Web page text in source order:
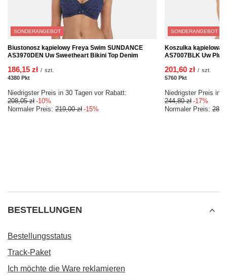
SONDERANGEBOT
Biustonosz kąpielowy Freya Swim SUNDANCE
AS3970DEN Uw Sweetheart Bikini Top Denim
186,15 zł / szt.
4380 Pkt
Niedrigster Preis in 30 Tagen vor Rabatt:
208,05 zł -10%
Normaler Preis: 219,00 zł -15%
SONDERANGEBOT
Koszulka kąpielowa
AS7007BLK Uw
201,60 zł / szt.
5760 Pkt
Niedrigster Preis in
244,80 zł -17%
Normaler Preis:
BESTELLUNGEN
Bestellungsstatus
Track-Paket
Ich möchte die Ware reklamieren